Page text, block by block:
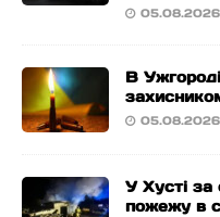
05.08.2026
В
05.08.2026
У Хусті за
пожежу в